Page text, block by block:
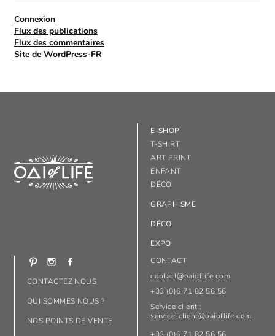
Connexion
Flux des publications
Flux des commentaires
Site de WordPress-FR
E-SHOP
T-SHIRT
ART PRINT
ENFANT
DÉCO
GRAPHISME
DÉCO
EXPO
CONTACTEZ NOUS
QUI SOMMES NOUS ?
NOS POINTS DE VENTE
CONTACT
contact@oaioflife.com
+33 (0)6 71 82 56 56
Service client :
service-client@oaioflife.com
+33 (0)6 71 82 56 56